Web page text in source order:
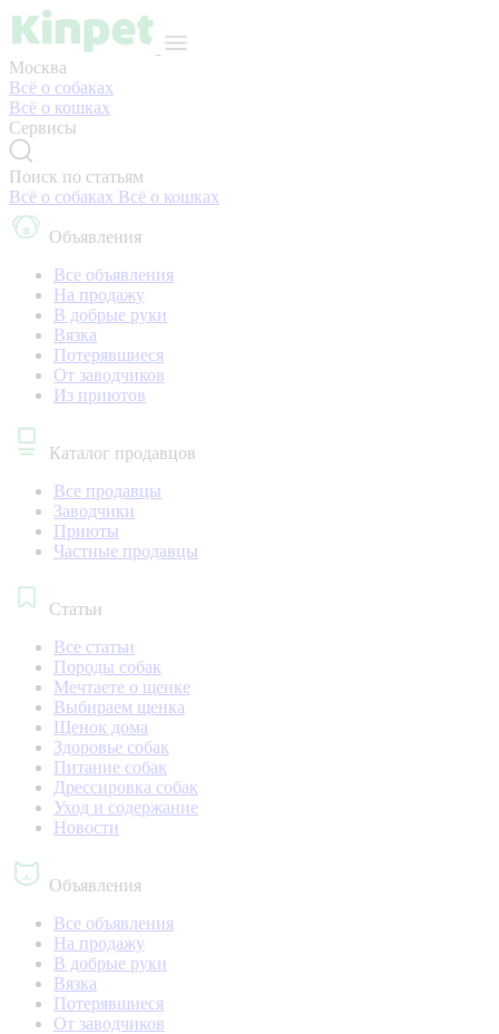
Москва
Всё о собаках
Всё о кошках
Сервисы
Поиск по статьям
Всё о собаках Всё о кошках
Объявления
Все объявления
На продажу
В добрые руки
Вязка
Потерявшиеся
От заводчиков
Из приютов
Каталог продавцов
Все продавцы
Заводчики
Приюты
Частные продавцы
Статьи
Все статьи
Породы собак
Мечтаете о щенке
Выбираем щенка
Щенок дома
Здоровье собак
Питание собак
Дрессировка собак
Уход и содержание
Новости
Объявления
Все объявления
На продажу
В добрые руки
Вязка
Потерявшиеся
От заводчиков